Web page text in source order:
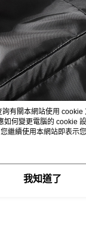
有關本網站使用 cookie
如何變更電腦的 cookie
繼續使用本網站即表示
。
我知道了